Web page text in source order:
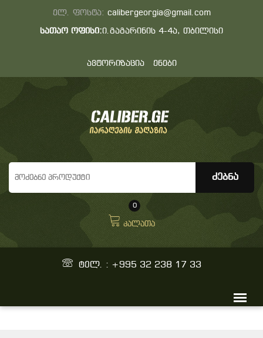
ელ. ფოსტა: calibergeorgia@gmail.com
სათაო ოფისი:ი.გაგარინის 4-4ა, თბილისი
ავტორიზაცია ენები
0
კალათა
ტელ. : +995 32 238 17 33